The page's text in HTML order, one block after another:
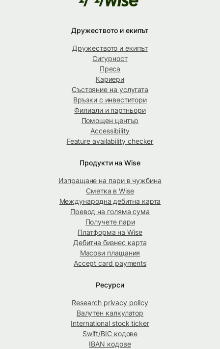
Дружеството и екипът
Дружеството и екипът
Сигурност
Преса
Кариери
Състояние на услугата
Връзки с инвеститори
Филиали и партньори
Помощен център
Accessibility
Feature availability checker
Продукти на Wise
Изпращане на пари в чужбина
Сметка в Wise
Международна дебитна карта
Превод на голяма сума
Получете пари
Платформа на Wise
Дебитна бизнес карта
Масови плащания
Accept card payments
Ресурси
Research privacy policy
Валутен калкулатор
International stock ticker
Swift/BIC кодове
IBAN кодове